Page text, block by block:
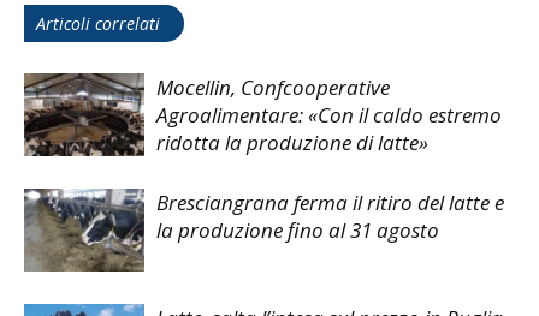
Articoli correlati
Mocellin, Confcooperative
Agroalimentare: «Con il caldo estremo
ridotta la produzione di latte»
Bresciangrana ferma il ritiro del latte e
la produzione fino al 31 agosto